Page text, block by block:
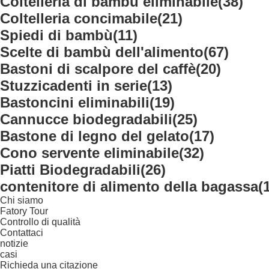
Coltelleria concimabile(21)
Spiedi di bambù(11)
Scelte di bambù dell'alimento(67)
Bastoni di scalpore del caffè(20)
Stuzzicadenti in serie(13)
Bastoncini eliminabili(19)
Cannucce biodegradabili(25)
Bastone di legno del gelato(17)
Cono servente eliminabile(32)
Piatti Biodegradabili(26)
contenitore di alimento della bagassa
Chi siamo
Fatory Tour
Controllo di qualità
Contattaci
notizie
casi
Richieda una citazione